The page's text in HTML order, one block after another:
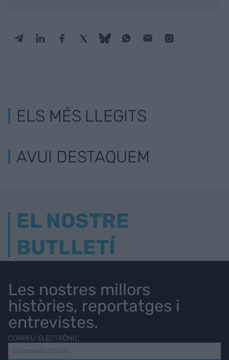
ELS MÉS LLEGITS
AVUI DESTAQUEM
EL NOSTRE
BUTLLETÍ
Les nostres millors
històries, reportatges i
entrevistes.
CORREU ELECTRÒNIC